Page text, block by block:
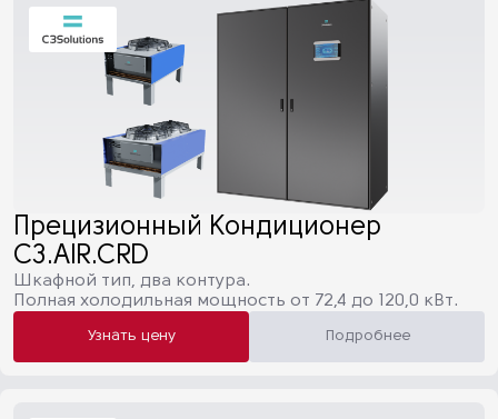
Прецизионный Кондиционер
C3.AIR.CRD
Шкафной тип, два контура.
Полная холодильная мощность от 72,4 до 120,0 кВт.
Узнать цену Подробнее